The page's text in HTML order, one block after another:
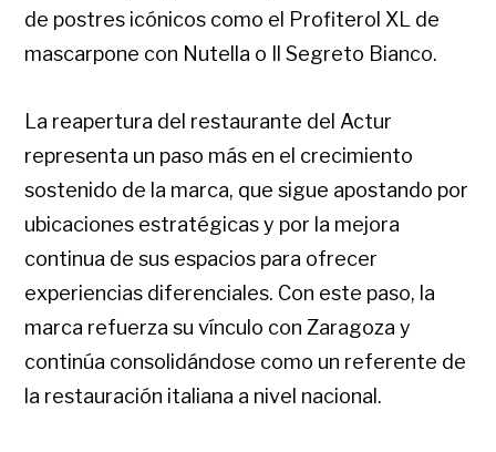
de postres icónicos como el Profiterol XL de
mascarpone con Nutella o Il Segreto Bianco.
La reapertura del restaurante del Actur
representa un paso más en el crecimiento
sostenido de la marca, que sigue apostando por
ubicaciones estratégicas y por la mejora
continua de sus espacios para ofrecer
experiencias diferenciales. Con este paso, la
marca refuerza su vínculo con Zaragoza y
continúa consolidándose como un referente de
la restauración italiana a nivel nacional.